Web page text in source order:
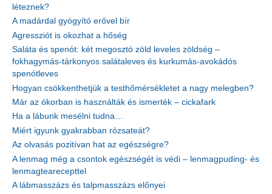
léteznek?
A madárdal gyógyító erővel bír
Agressziót is okozhat a hőség
Saláta és spenót: két megosztó zöld leveles zöldség –
fokhagymás-tárkonyos salátaleves és kurkumás-avokádós
spenótleves
Hogyan csökkenthetjük a testhőmérsékletet a nagy melegben?
Már az ókorban is használták és ismerték – cickafark
Ha a lábunk mesélni tudna…
Miért igyunk gyakrabban rózsateát?
Az olvasás pozitívan hat az egészségre?
A lenmag még a csontok egészségét is védi – lenmagpuding- és
lenmagtearecepttel
A lábmasszázs és talpmasszázs előnyei